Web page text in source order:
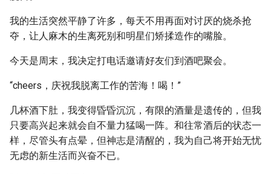
我的生活突然平静了许多，每天不用再面对讨厌的烧杀抢
夺，让人麻木的生离死别和明星们矫揉造作的嘴脸。
今天是周末，我决定打电话邀请好友们到酒吧聚会。
“cheers，庆祝我脱离工作的苦海！喝！”
几杯酒下肚，我变得昏昏沉沉，有限的酒量是遗传的，但我
只要高兴起来就会自不量力猛喝一阵。和往常酒后的状态一
样，尽管头有点晕，但神志是清醒的，我为自己将开始无忧
无虑的新生活而兴奋不已。